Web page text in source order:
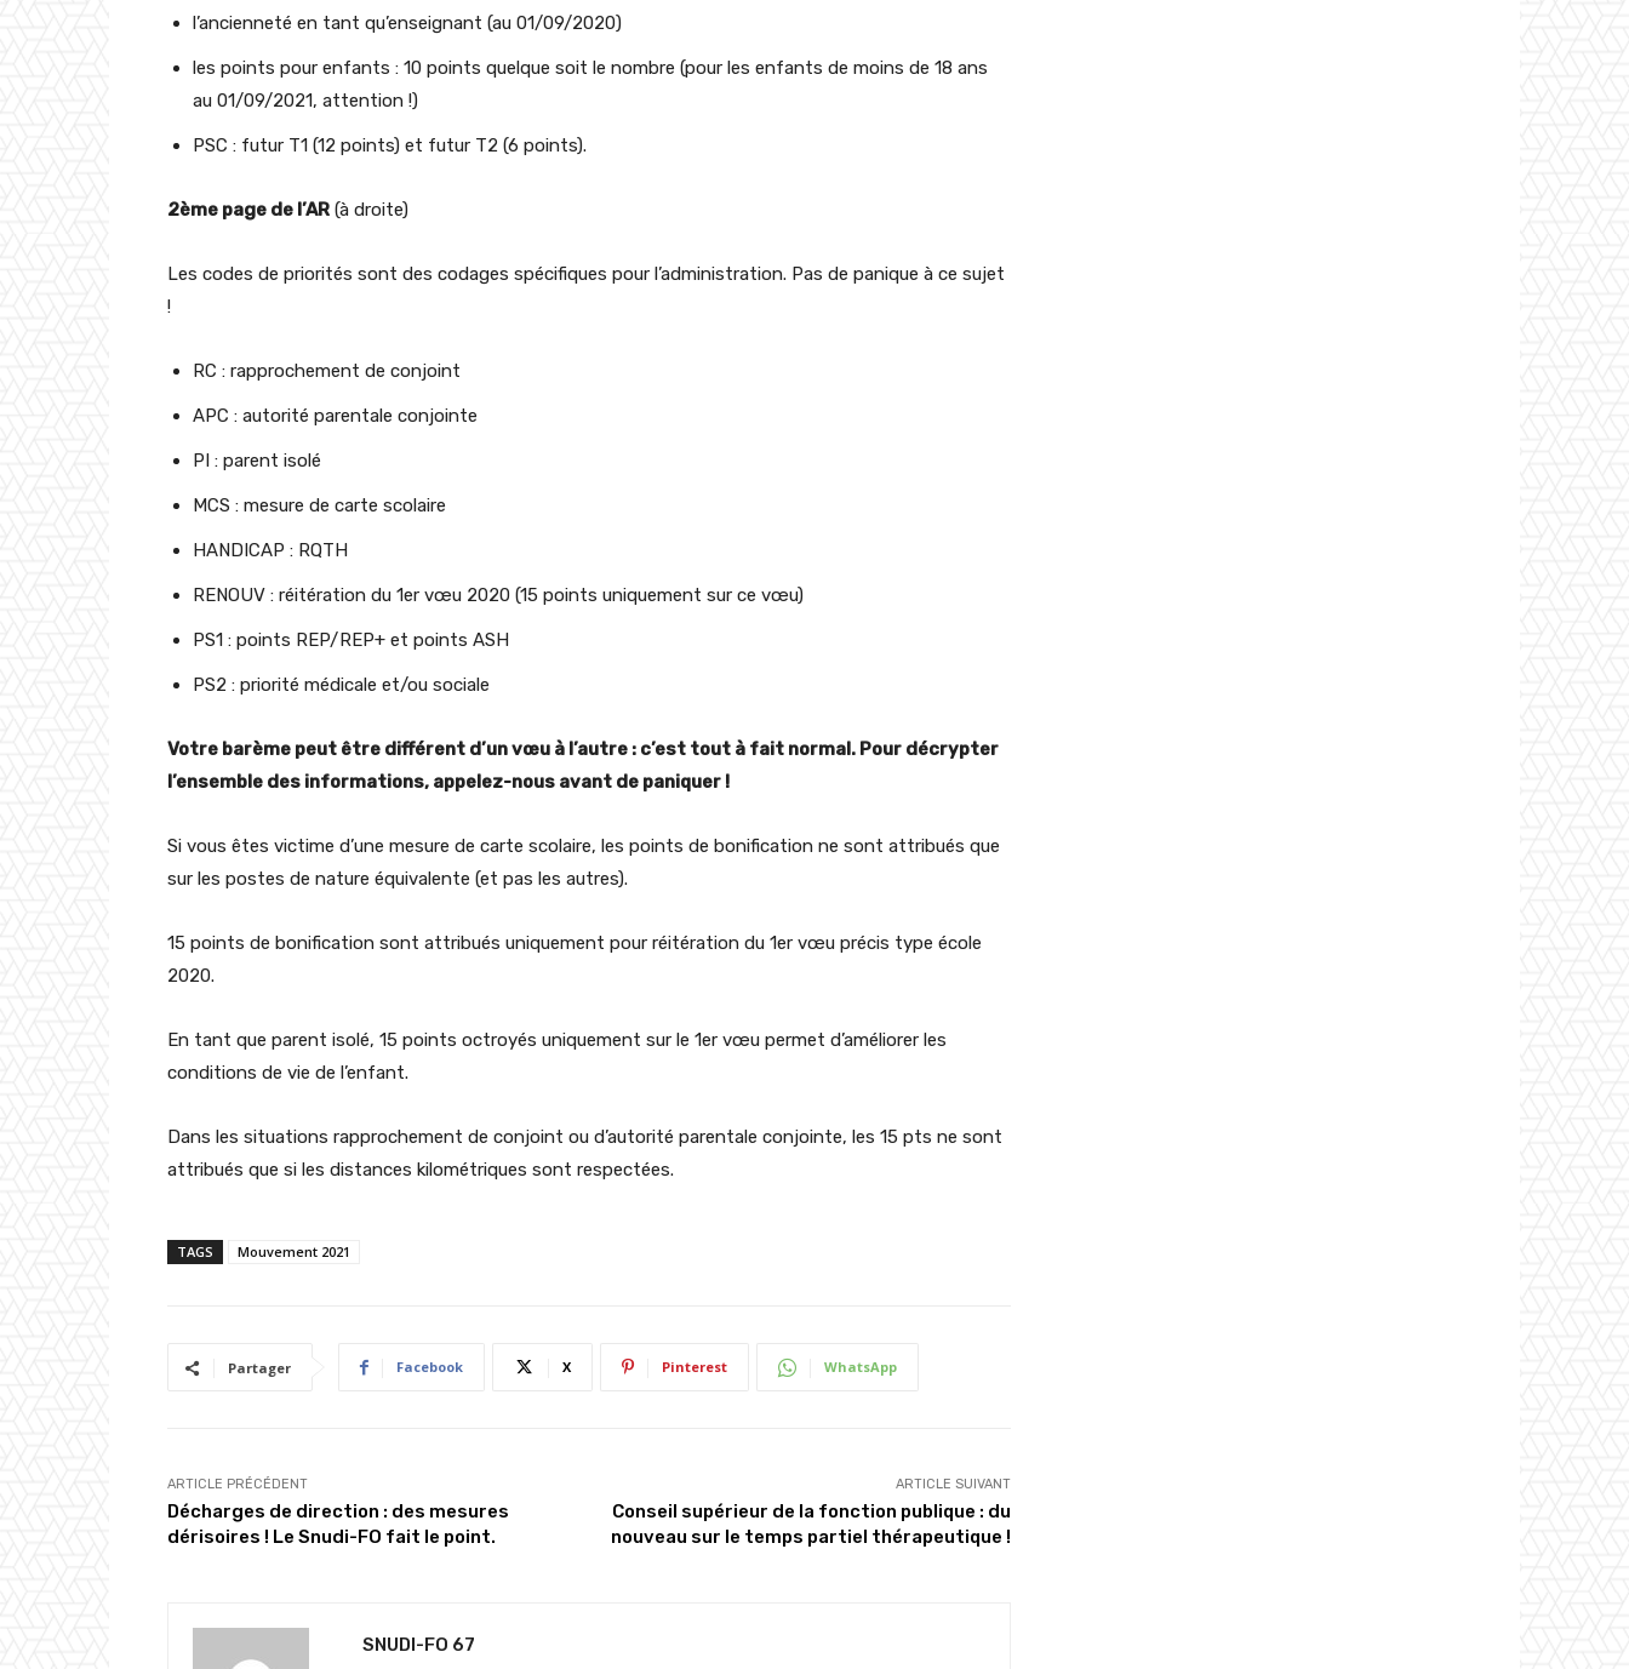
l’ancienneté en tant qu’enseignant (au 01/09/2020)
les points pour enfants : 10 points quelque soit le nombre (pour les enfants de moins de 18 ans
au 01/09/2021, attention !)
PSC : futur T1 (12 points) et futur T2 (6 points).
2ème page de l’AR (à droite)
Les codes de priorités sont des codages spécifiques pour l’administration. Pas de panique à ce sujet
!
RC : rapprochement de conjoint
APC : autorité parentale conjointe
PI : parent isolé
MCS : mesure de carte scolaire
HANDICAP : RQTH
RENOUV : réitération du 1er vœu 2020 (15 points uniquement sur ce vœu)
PS1 : points REP/REP+ et points ASH
PS2 : priorité médicale et/ou sociale
Votre barème peut être différent d’un vœu à l’autre : c’est tout à fait normal. Pour décrypter
l’ensemble des informations, appelez-nous avant de paniquer !
Si vous êtes victime d’une mesure de carte scolaire, les points de bonification ne sont attribués que
sur les postes de nature équivalente (et pas les autres).
15 points de bonification sont attribués uniquement pour réitération du 1er vœu précis type école
2020.
En tant que parent isolé, 15 points octroyés uniquement sur le 1er vœu permet d’améliorer les
conditions de vie de l’enfant.
Dans les situations rapprochement de conjoint ou d’autorité parentale conjointe, les 15 pts ne sont
attribués que si les distances kilométriques sont respectées.
TAGS Mouvement 2021
Partager Facebook X Pinterest WhatsApp
ARTICLE PRÉCÉDENT
Décharges de direction : des mesures
dérisoires ! Le Snudi-FO fait le point.
ARTICLE SUIVANT
Conseil supérieur de la fonction publique : du
nouveau sur le temps partiel thérapeutique !
SNUDI-FO 67